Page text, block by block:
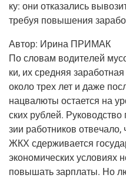
ку: они отка­за­лись
тре­буя повы­ше­ния
Автор: Ири­на ПРИМАК
По сло­вам води­те­лей
ки, их сред­няя
око­ло трех лет и даже
нац­ва­лю­ты оста­ет­ся на
ских руб­лей.
зии работ­ни­ков отве­ча­ло,
ЖКХ сдер­жи­ва­ет­ся
эко­но­ми­че­ских усло­ви­ях
повы­шать зар­пла­ты. Но